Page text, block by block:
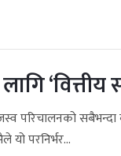
‘वित्तीय
परिचालनको
यो परनिर्भर...